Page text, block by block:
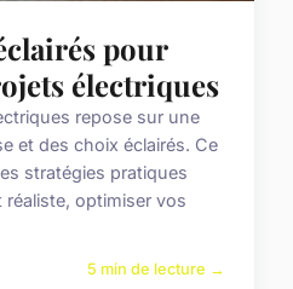
pour
électriques
repose sur une
et des choix éclairés. Ce
stratégies pratiques
optimiser vos
5 min de lecture →